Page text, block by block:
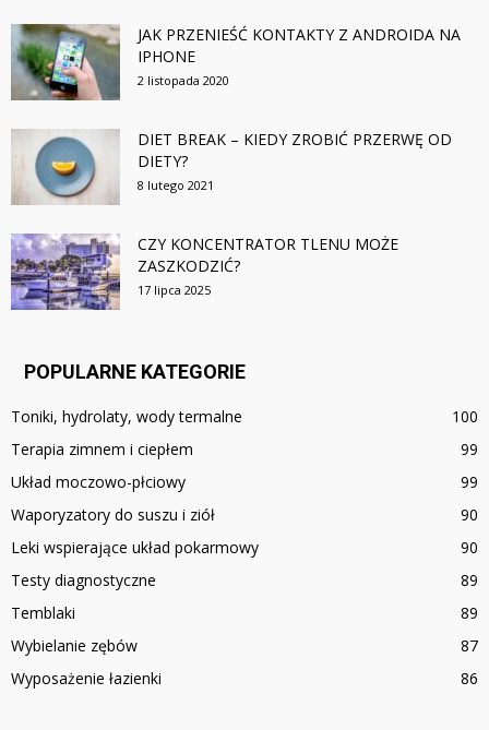
JAK PRZENIEŚĆ KONTAKTY Z ANDROIDA NA
IPHONE
2 listopada 2020
DIET BREAK – KIEDY ZROBIĆ PRZERWĘ OD
DIETY?
8 lutego 2021
CZY KONCENTRATOR TLENU MOŻE
ZASZKODZIĆ?
17 lipca 2025
POPULARNE KATEGORIE
Toniki, hydrolaty, wody termalne
100
Terapia zimnem i ciepłem
99
Układ moczowo-płciowy
99
Waporyzatory do suszu i ziół
90
Leki wspierające układ pokarmowy
90
Testy diagnostyczne
89
Temblaki
89
Wybielanie zębów
87
Wyposażenie łazienki
86